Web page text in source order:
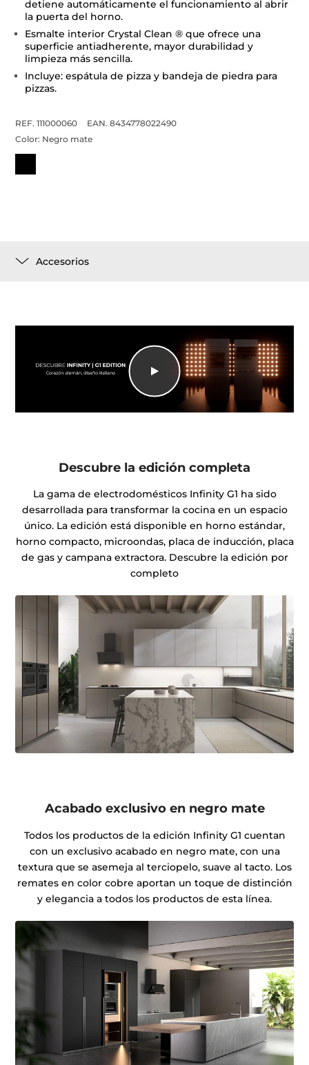
detiene automáticamente el funcionamiento al abrir
la puerta del horno.
Esmalte interior Crystal Clean ® que ofrece una
superficie antiadherente, mayor durabilidad y
limpieza más sencilla.
Incluye: espátula de pizza y bandeja de piedra para
pizzas.
REF. 111000060
EAN. 8434778022490
Color: Negro mate
Accesorios
Descubre la edición completa
La gama de electrodomésticos Infinity G1 ha sido
desarrollada para transformar la cocina en un espacio
único. La edición está disponible en horno estándar,
horno compacto, microondas, placa de inducción, placa
de gas y campana extractora. Descubre la edición por
completo
Acabado exclusivo en negro mate
Todos los productos de la edición Infinity G1 cuentan
con un exclusivo acabado en negro mate, con una
textura que se asemeja al terciopelo, suave al tacto. Los
remates en color cobre aportan un toque de distinción
y elegancia a todos los productos de esta línea.